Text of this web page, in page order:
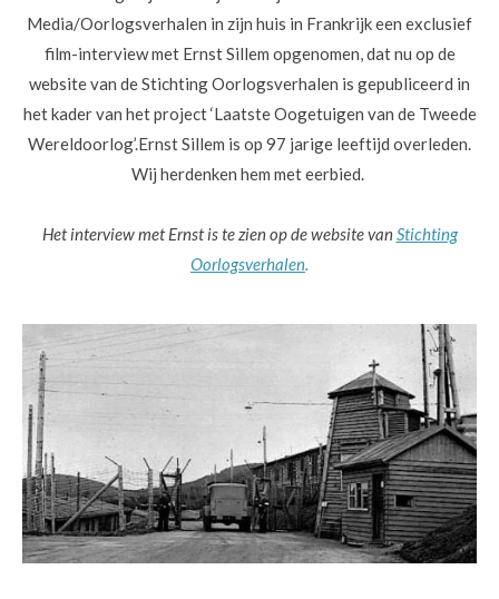
Media/Oorlogsverhalen in zijn huis in Frankrijk een exclusief
film-interview met Ernst Sillem opgenomen, dat nu op de
website van de Stichting Oorlogsverhalen is gepubliceerd in
het kader van het project ‘Laatste Oogetuigen van de Tweede
Wereldoorlog’.Ernst Sillem is op 97 jarige leeftijd overleden.
Wij herdenken hem met eerbied.
Het interview met Ernst is te zien op de website vanStichting
Oorlogsverhalen.